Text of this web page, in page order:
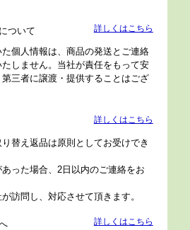
ついて 詳しくはこちら
個人情報は、商品の発送とご連絡
しません。当社が責任をもって安
三者に譲渡・提供することはござ
詳しくはこちら
替え返品は原則としてお受けでき
った場合、2日以内のご連絡をお
訪問し、対応させて頂きます。
詳しくはこちら